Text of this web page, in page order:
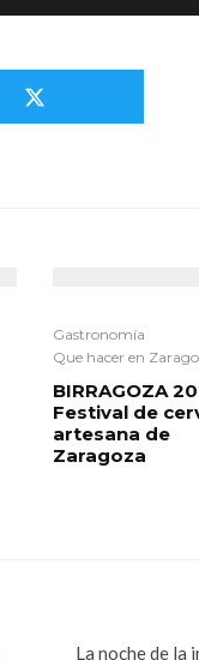
Gastronomía
Que hacer en
BIRRAGOZA
Festival de
artesana de
Zaragoza
La noche de la